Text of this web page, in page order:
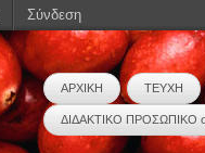
ΑΡΧΙΚΗ ΤΕΥΧΗ
ΔΙΔΑΚΤΙΚΟ ΠΡΟΣΩΠΙΚΟ
Σύνδεση